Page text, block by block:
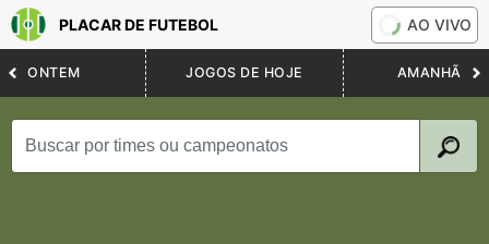
PLACAR DE FUTEBOL AO VIVO
ONTEM JOGOS DE HOJE AMANHÃ